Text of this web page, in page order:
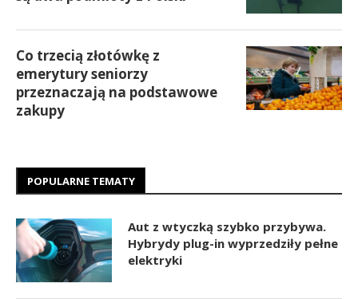
Co trzecią złotówkę z
emerytury seniorzy
przeznaczają na podstawowe
zakupy
POPULARNE TEMATY
Aut z wtyczką szybko przybywa.
Hybrydy plug-in wyprzedziły pełne
elektryki